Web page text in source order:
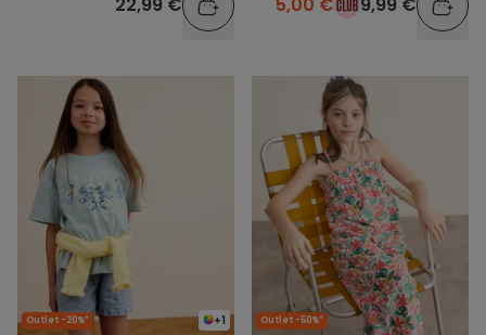
+1
Outlet -20%* Outlet -50%*